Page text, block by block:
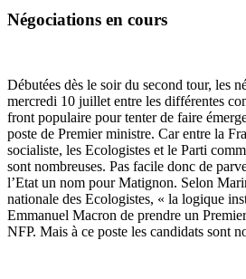
Négociations en cours
Débutées dès le soir du second tour, les
mercredi 10 juillet entre les différentes
front populaire pour tenter de faire
poste de Premier ministre. Car entre la
socialiste, les Ecologistes et le Parti
sont nombreuses. Pas facile donc de
l’Etat un nom pour Matignon. Selon
nationale des Ecologistes, « la logique
Emmanuel Macron de prendre un
NFP. Mais à ce poste les candidats sont